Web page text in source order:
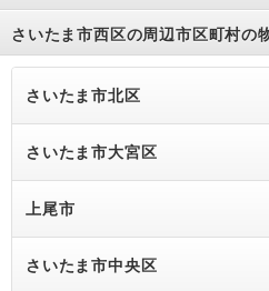
さいたま市西区の周辺市区町村の
さいたま市北区
さいたま市大宮区
上尾市
さいたま市中央区